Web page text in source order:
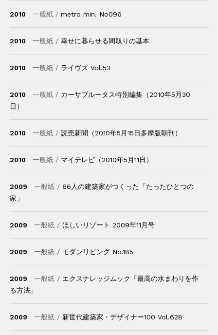
2010 一般紙 / metro min. No096
2010 一般紙 / 幸せに暮らせる間取りの基本
2010 一般紙 / ライヴズ Vol.53
2010 一般紙 / カーサブルータス特別編集（2010年5月30
日）
2010 一般紙 / 読売新聞（2010年5月15日多摩版朝刊）
2010 一般紙 / マイテレビ（2010年5月11日）
2009 一般紙 / 66人の建築家がつくった「たったひとつの
家」
2009 一般紙 / ほしいリゾート 2009年11月号
2009 一般紙 / モダンリビング No.185
2009 一般紙 / エクスナレッジムック「最高の水まわりを作
る方法」
2009 一般紙 / 新世代建築家・デザイナー100 Vol.628